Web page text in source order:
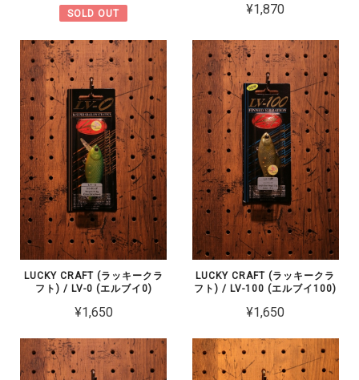
SOLD OUT ¥1,870
LUCKY CRAFT (ラッキークラ
フト) / LV-0 (エルブイ0)
¥1,650
LUCKY CRAFT (ラッキークラ
フト) / LV-100 (エルブイ100)
¥1,650